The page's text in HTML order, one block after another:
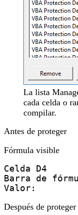
La lista
cada celda o
compilar.
Antes de proteger
Fórmula visible
Celda D4
Barra de
Valor:
Después de proteger